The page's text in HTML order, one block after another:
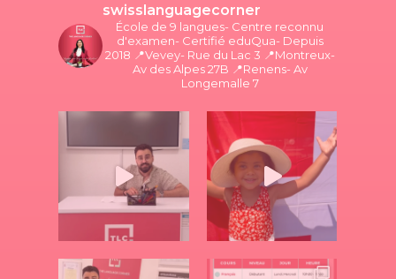
swisslanguagecorner
École de 9 langues- Centre reconnu
d'examen- Certifié eduQua- Depuis
2018 📍Vevey- Rue du Lac 3 📍Montreux-
Av des Alpes 27B 📍Renens- Av
Longemalle 7